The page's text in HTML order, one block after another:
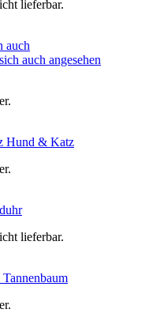
lieferbar.
auch
auch angesehen
Hund & Katz
lieferbar.
Tannenbaum